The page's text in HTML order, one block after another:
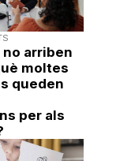
arriben
moltes
queden
per als